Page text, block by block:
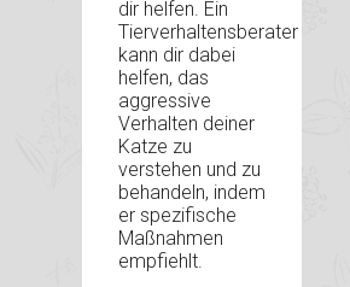
dir helfen. Ein
Tierverhaltensberater
kann dir dabei
helfen, das
aggressive
Verhalten deiner
Katze zu
verstehen und zu
behandeln, indem
er spezifische
Maßnahmen
empfiehlt.